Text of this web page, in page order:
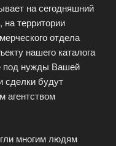
на сегодняшний
территории
отдела
нашего каталога
под нужды Вашей
сделки будут
агентством
многим людям